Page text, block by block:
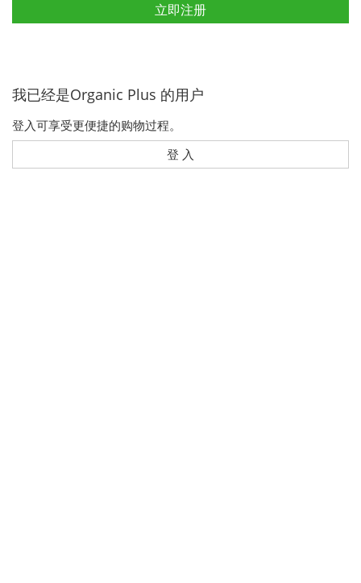
立即注册
我已经是Organic Plus 的用户
登入可享受更便捷的购物过程。
登 入